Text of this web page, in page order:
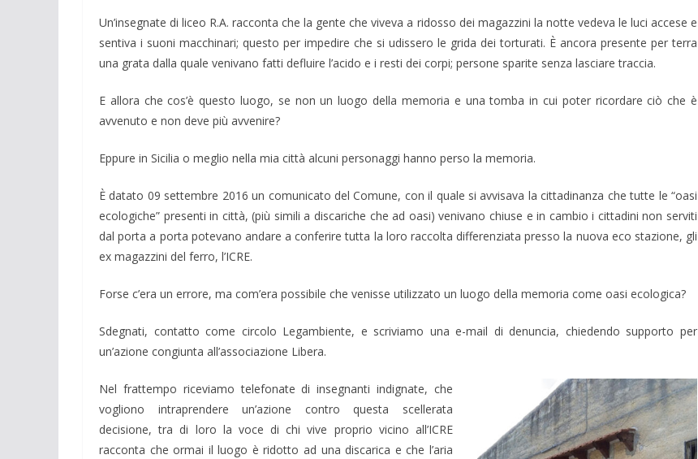
Un’insegnate di liceo R.A. racconta che la gente che viveva a ridosso dei magazzini la notte vedeva le luci accese e
sentiva i suoni macchinari; questo per impedire che si udissero le grida dei torturati. È ancora presente per terra
una grata dalla quale venivano fatti defluire l’acido e i resti dei corpi; persone sparite senza lasciare traccia.
E allora che cos’è questo luogo, se non un luogo della memoria e una tomba in cui poter ricordare ciò che è
avvenuto e non deve più avvenire?
Eppure in Sicilia o meglio nella mia città alcuni personaggi hanno perso la memoria.
È datato 09 settembre 2016 un comunicato del Comune, con il quale si avvisava la cittadinanza che tutte le “oasi
ecologiche” presenti in città, (più simili a discariche che ad oasi) venivano chiuse e in cambio i cittadini non serviti
dal porta a porta potevano andare a conferire tutta la loro raccolta differenziata presso la nuova eco stazione, gli
ex magazzini del ferro, l’ICRE.
Forse c’era un errore, ma com’era possibile che venisse utilizzato un luogo della memoria come oasi ecologica?
Sdegnati, contatto come circolo Legambiente, e scriviamo una e-mail di denuncia, chiedendo supporto per
un’azione congiunta all’associazione Libera.
Nel frattempo riceviamo telefonate di insegnanti indignate, che
vogliono intraprendere un’azione contro questa scellerata
decisione, tra di loro la voce di chi vive proprio vicino all’ICRE
racconta che ormai il luogo è ridotto ad una discarica e che l’aria